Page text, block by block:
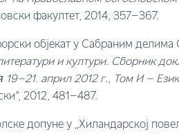
факултет, 2014, 357–367.
објекат у Сабраним делима
и култури. Сборник
19–21. април 2012 г., Том И –
2012, 481–487.
допуне у „Хиландарској